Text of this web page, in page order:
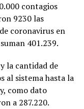
contagios
9230 las
coronavirus en
401.239.
la cantidad de
al sistema hasta la
como dato
a 287.220.